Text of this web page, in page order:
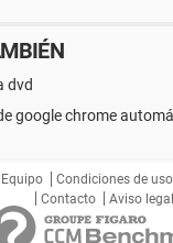
dvd
google chrome
Equipo Condiciones de uso
Contacto
Aviso legal